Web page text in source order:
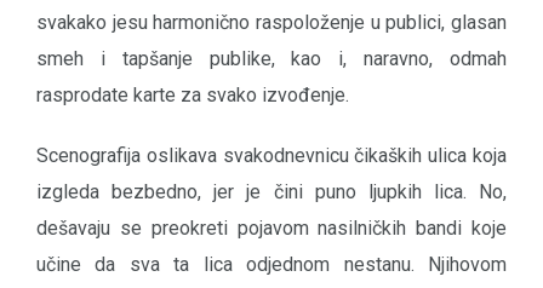
svakako jesu harmonično raspoloženje u publici, glasan
smeh i tapšanje publike, kao i, naravno, odmah
rasprodate karte za svako izvođenje.
Scenografija oslikava svakodnevnicu čikaških ulica koja
izgleda bezbedno, jer je čini puno ljupkih lica. No,
dešavaju se preokreti pojavom nasilničkih bandi koje
učine da sva ta lica odjednom nestanu. Njihovom